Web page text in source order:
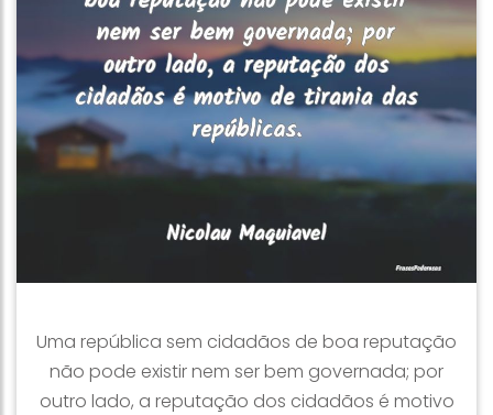
Uma república sem cidadãos de boa reputação
não pode existir nem ser bem governada; por
outro lado, a reputação dos cidadãos é motivo